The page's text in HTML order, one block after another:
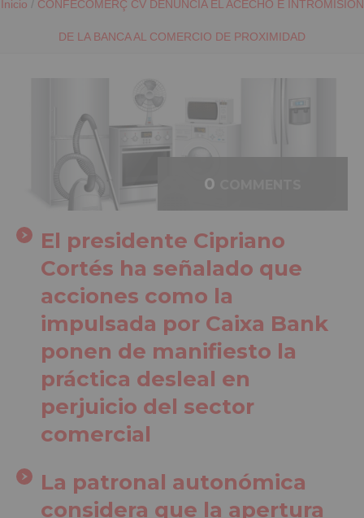
Inicio / CONFECOMERÇ CV DENUNCIA EL ACECHO E INTROMISIÓN
DE LA BANCA AL COMERCIO DE PROXIMIDAD
0
El presidente Cipriano
Cortés ha señalado que
acciones como la
impulsada por Caixa Bank
ponen de manifiesto la
práctica desleal en
perjuicio del sector
comercial
La patronal autonómica
considera que la apertura